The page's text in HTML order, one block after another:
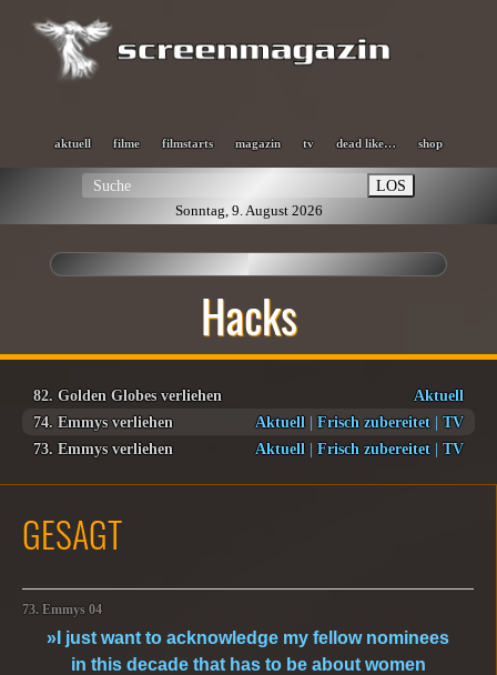
aktuell filme filmstarts magazin tv dead like… shop
LOS
Sonntag, 9. August 2026
Hacks
82. Golden Globes verliehen
Aktuell
74. Emmys verliehen
Aktuell | Frisch zubereitet |TV
73. Emmys verliehen
Aktuell | Frisch zubereitet |TV
GESAGT
73. Emmys 04
»I just want to acknowledge my fellow nominees
in this decade that has to be about women